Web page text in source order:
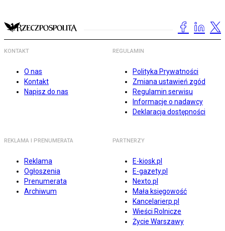
KONTAKT
O nas
Kontakt
Napisz do nas
REGULAMIN
Polityka Prywatności
Zmiana ustawień zgód
Regulamin serwisu
Informacje o nadawcy
Deklaracja dostępności
REKLAMA I PRENUMERATA
Reklama
Ogłoszenia
Prenumerata
Archiwum
PARTNERZY
E-kiosk.pl
E-gazety.pl
Nexto.pl
Mała księgowość
Kancelarierp.pl
Wieści Rolnicze
Życie Warszawy